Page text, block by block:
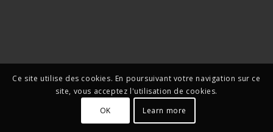
Ce site utilise des cookies. En poursuivant votre navigation sur ce
site, vous acceptez l'utilisation de cookies.
OK
Learn more